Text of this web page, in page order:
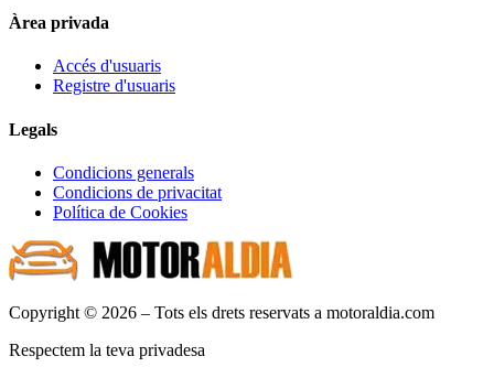
Àrea privada
Accés d'usuaris
Registre d'usuaris
Legals
Condicions generals
Condicions de privacitat
Política de Cookies
Copyright © 2026 – Tots els drets reservats a motoraldia.com
Respectem la teva privadesa